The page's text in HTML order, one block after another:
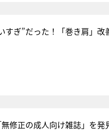
すぎ”だった！「巻き肩」
修正の成人向け雑誌」を